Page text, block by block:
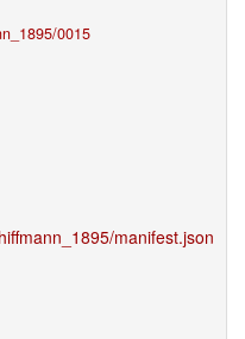
0015
manifest.json